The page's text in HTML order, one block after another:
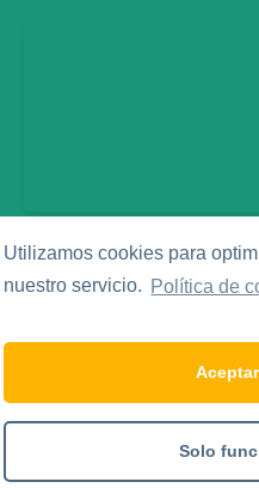
Utilizamos cookies para
nuestro servicio. Política de
Solo
Legal
Política de Privacidad
Social Media